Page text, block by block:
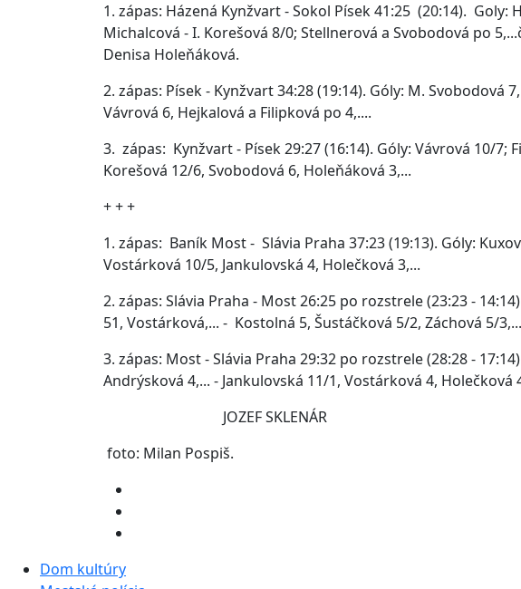
1. zápas: Házená Kynžvart - Sokol Písek 41:25 (20:14). Goly:
Michalcová - I. Korešová 8/0; Stellnerová a Svobodová po
Denisa Holeňáková.
2. zápas: Písek - Kynžvart 34:28 (19:14). Góly: M. Svobodová
Vávrová 6, Hejkalová a Filipková po 4,....
3. zápas: Kynžvart - Písek 29:27 (16:14). Góly: Vávrová 10/7;
Korešová 12/6, Svobodová 6, Holeňáková 3,...
+ + +
1. zápas: Baník Most - Slávia Praha 37:23 (19:13). Góly:
Vostárková 10/5, Jankulovská 4, Holečková 3,...
2. zápas: Slávia Praha - Most 26:25 po rozstrele (23:23 -
51, Vostárková,... - Kostolná 5, Šustáčková 5/2, Záchová 5/3,...
3. zápas: Most - Slávia Praha 29:32 po rozstrele (28:28 -
Andrýsková 4,... - Jankulovská 11/1, Vostárková 4, Holečková
JOZEF SKLENÁR
foto: Milan Pospiš.
Dom kultúry